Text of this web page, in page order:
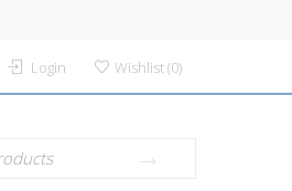
Login Wishlist(0)